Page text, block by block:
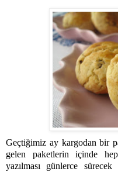
Geçtiğimiz ay kargodan bir
gelen paketlerin içinde
yazılması günlerce